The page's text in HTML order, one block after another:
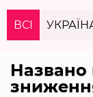
ВСІ
Названо